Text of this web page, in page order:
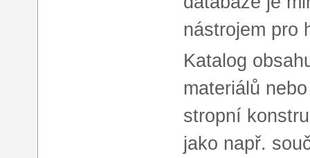
nástrojem pro
Katalog
materiálů
stropní
jako např.